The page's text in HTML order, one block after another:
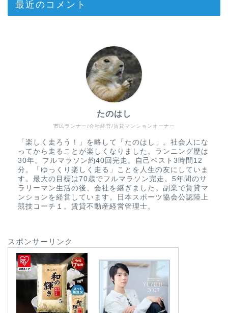
最近のコメント
市民ランナー/会社経営/賃貸マンションオーナー
たのはし
「楽しく走ろう！」を略して「たのはし」。社会人にな
ってから走ることが楽しくなりました。ランニング歴は
30年。フルマラソン約40回完走。自己ベスト3時間12
分。「ゆっくり楽しく走る」ことを人生の友にしていま
す。最大の目標は70歳でフルマラソン完走。5年間のサ
ラリーマン生活の後、会社を継ぎました。副業で賃貸マ
ンションを経営しています。日本スポーツ協会公認陸上
競技コーチ１。賃貸不動産経営管理士。
スポンサーリンク